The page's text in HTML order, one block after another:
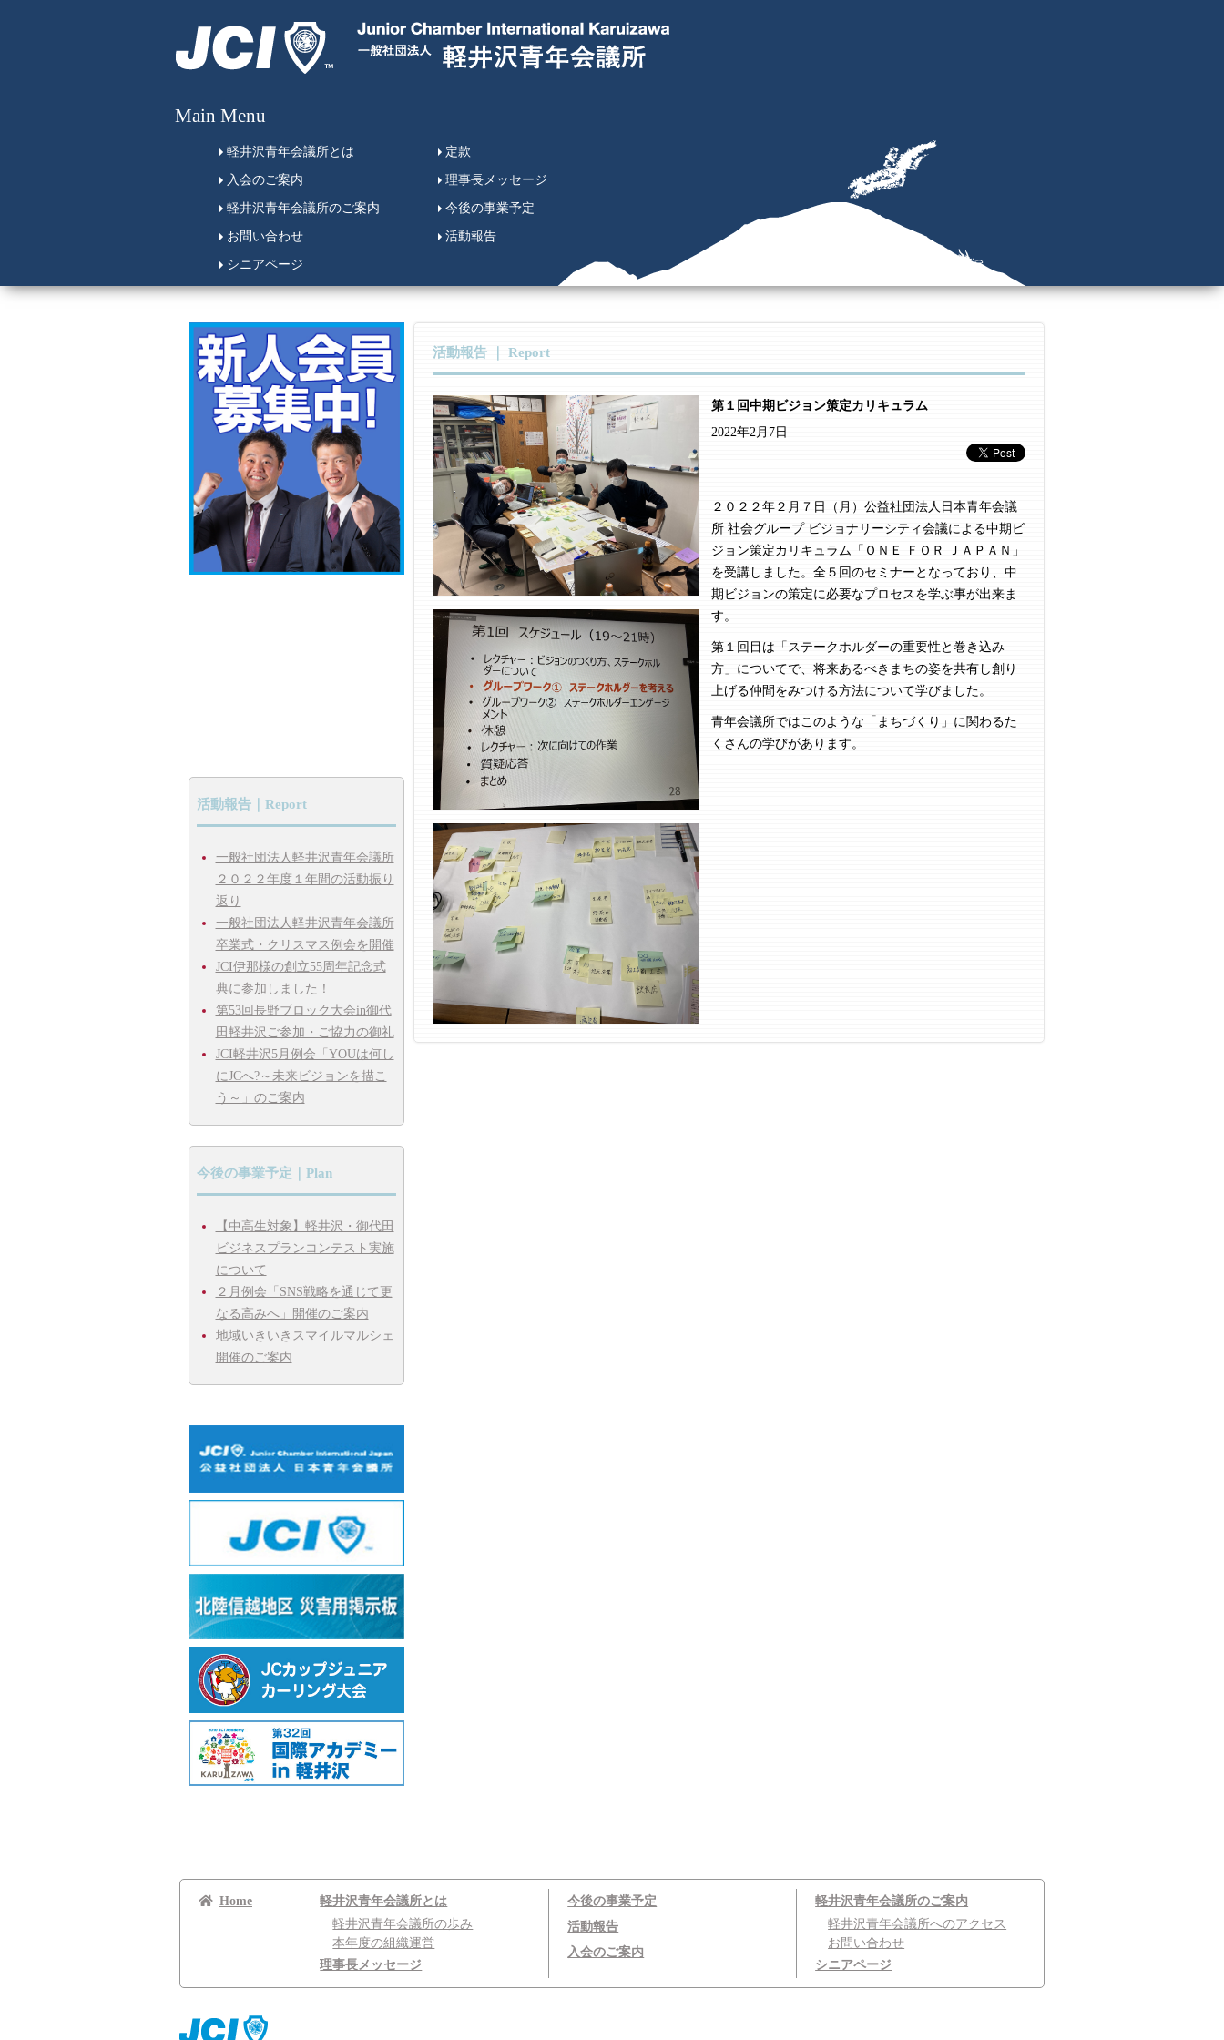
Main Menu
軽井沢青年会議所とは 定款
入会のご案内 理事長メッセージ
軽井沢青年会議所のご案内 今後の事業予定
お問い合わせ 活動報告
シニアページ
活動報告 ｜ Report
第１回中期ビジョン策定カリキュラム
2022年2月7日
２０２２年２月７日（月）公益社団法人日本青年会議
所 社会グループ ビジョナリーシティ会議による中期ビ
ジョン策定カリキュラム「ＯＮＥ ＦＯＲ ＪＡＰＡＮ」
を受講しました。全５回のセミナーとなっており、中
期ビジョンの策定に必要なプロセスを学ぶ事が出来ま
す。
第１回目は「ステークホルダーの重要性と巻き込み
方」についてで、将来あるべきまちの姿を共有し創り
上げる仲間をみつける方法について学びました。
青年会議所ではこのような「まちづくり」に関わるた
くさんの学びがあります。
活動報告｜Report
一般社団法人軽井沢青年会議所
２０２２年度１年間の活動振り
返り
一般社団法人軽井沢青年会議所
卒業式・クリスマス例会を開催
JCI伊那様の創立55周年記念式
典に参加しました！
第53回長野ブロック大会in御代
田軽井沢ご参加・ご協力の御礼
JCI軽井沢5月例会「YOUは何し
にJCへ?～未来ビジョンを描こ
う～」のご案内
今後の事業予定｜Plan
【中高生対象】軽井沢・御代田
ビジネスプランコンテスト実施
について
２月例会「SNS戦略を通じて更
なる高みへ」開催のご案内
地域いきいきスマイルマルシェ
開催のご案内
Home
軽井沢青年会議所とは
軽井沢青年会議所の歩み
本年度の組織運営
理事長メッセージ
今後の事業予定
活動報告
入会のご案内
軽井沢青年会議所のご案内
軽井沢青年会議所へのアクセス
お問い合わせ
シニアページ